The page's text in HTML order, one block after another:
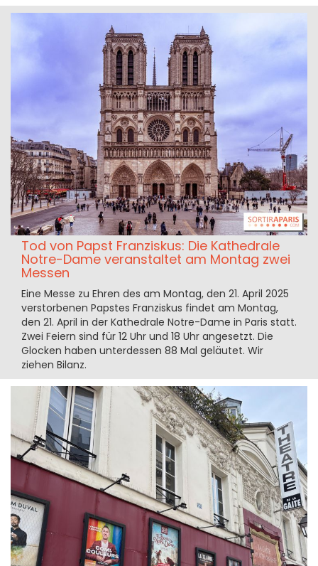
Tod von Papst Franziskus: Die Kathedrale
Notre-Dame veranstaltet am Montag zwei
Messen
Eine Messe zu Ehren des am Montag, den 21. April 2025
verstorbenen Papstes Franziskus findet am Montag,
den 21. April in der Kathedrale Notre-Dame in Paris statt.
Zwei Feiern sind für 12 Uhr und 18 Uhr angesetzt. Die
Glocken haben unterdessen 88 Mal geläutet. Wir
ziehen Bilanz.